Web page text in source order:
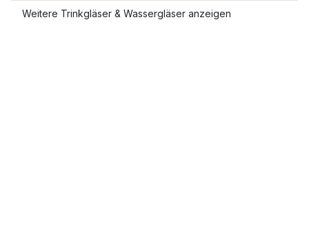
Weitere Trinkgläser & Wassergläser anzeigen